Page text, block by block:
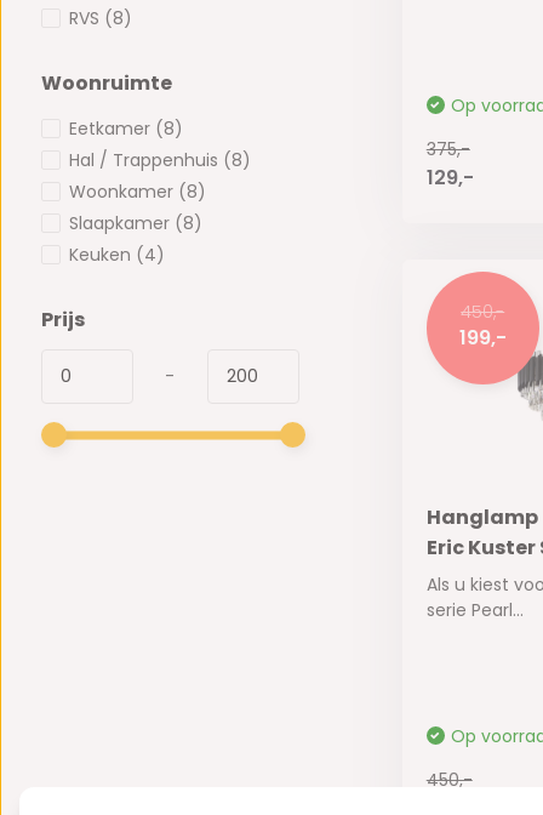
RVS (8)
Woonruimte
Eetkamer (8)
Hal / Trappenhuis (8)
Woonkamer (8)
Slaapkamer (8)
Keuken (4)
Prijs
-
Op
375,-
129,-
450,-
199,-
Hanglamp
Eric Kuster
Als u kiest
serie Pearl...
Op
450,-